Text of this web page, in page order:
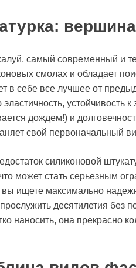
самый современный и
смолах и обладает
в себе все лучшее от
устойчивость
дождем!) и
свой первоначальный
силиконовой
может стать серьезным
ищете максимально
десятилетия без
наносить, она прекрасно